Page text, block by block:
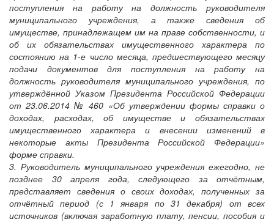
поступления на работу на должность руководителя
муниципального учреждения, а также сведения об
имуществе, принадлежащем им на праве собственности, и
об их обязательствах имущественного характера по
состоянию на 1-е число месяца, предшествующего месяцу
подачи документов для поступления на работу на
должность руководителя муниципального учреждения, по
утверждённой Указом Президента Российской Федерации
от 23.06.2014 № 460 «Об утверждении формы справки о
доходах, расходах, об имуществе и обязательствах
имущественного характера и внесении изменений в
некоторые акты Президента Российской Федерации»
форме справки.
3. Руководитель муниципального учреждения ежегодно, не
позднее 30 апреля года, следующего за отчётным,
представляет сведения о своих доходах, полученных за
отчётный период (с 1 января по 31 декабря) от всех
источников (включая заработную плату, пенсии, пособия и